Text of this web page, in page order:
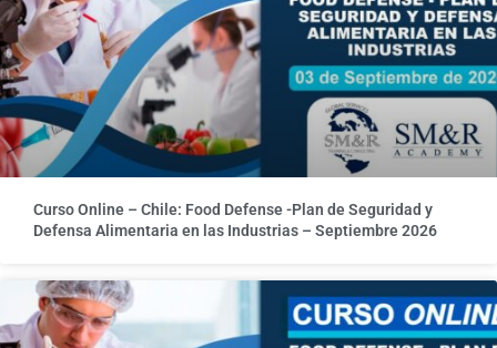
Curso Online – Chile: Food Defense -Plan de Seguridad y
Defensa Alimentaria en las Industrias – Septiembre 2026